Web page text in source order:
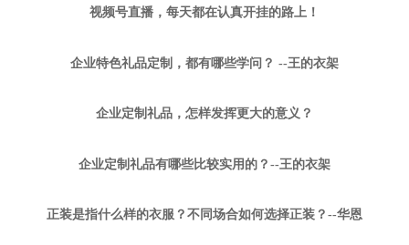
视频号直播，每天都在认真开挂的路上！
企业特色礼品定制，都有哪些学问？ --王的衣架
企业定制礼品，怎样发挥更大的意义？
企业定制礼品有哪些比较实用的？--王的衣架
正装是指什么样的衣服？不同场合如何选择正装？--华恩